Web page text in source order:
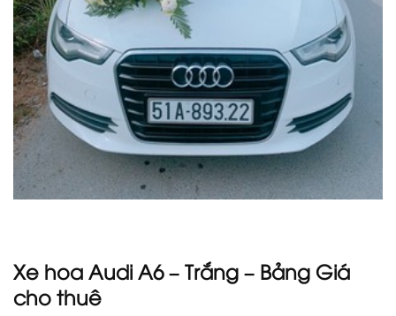
Xe hoa Audi A6 – Trắng – Bảng Giá
cho thuê